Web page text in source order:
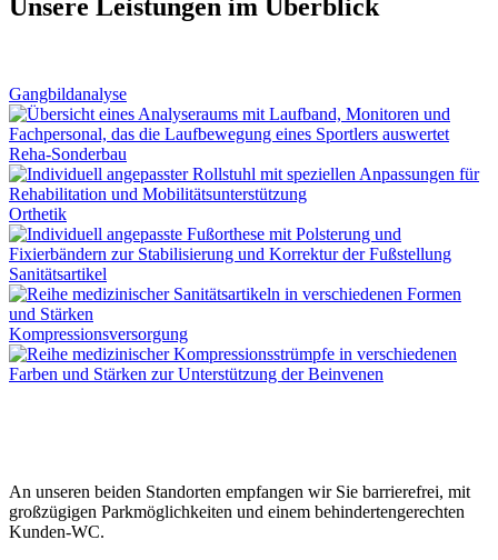
Unsere Leistungen im Überblick
Gangbildanalyse
Reha-Sonderbau
Orthetik
Sanitätsartikel
Kompressionsversorgung
An unseren beiden Standorten empfangen wir Sie barrierefrei, mit
großzügigen Parkmöglichkeiten und einem behindertengerechten
Kunden-WC.